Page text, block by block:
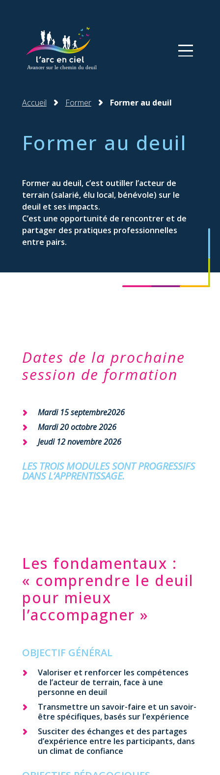
Accueil Former Former au deuil
Former au deuil
Former au deuil, c’est outiller l’acteur de
terrain (salarié, élu local, bénévole) sur le
deuil et ses impacts.
C’est une opportunité de rencontrer et de
partager des pratiques professionnelles
entre pairs.
Dates de la prochaine
session de formation
Mardi 15 septembre2026
Mardi 20 octobre 2026
Jeudi 12 novembre 2026
LES TROIS MODULES SONT PROGRESSIFS
DANS L’APPRENTISSAGE.
Les fondamentaux :
« comprendre le deuil
pour mieux
l’accompagner »
OBJECTIF GÉNÉRAL
Valoriser et renforcer les compétences
de l’acteur de terrain, face à une
personne en deuil
Transmettre un savoir-faire et un savoir-
être spécifiques, basés sur l’expérience
Susciter des échanges et des partages
d’expérience entre les participants, dans
un climat de confiance